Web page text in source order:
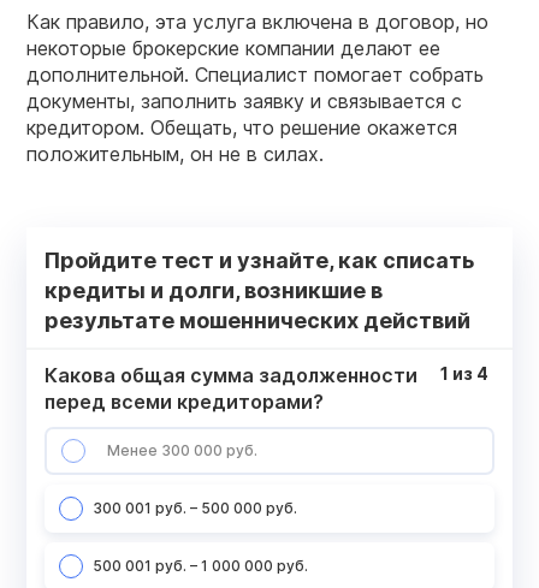
Как правило, эта услуга включена в договор, но
некоторые брокерские компании делают ее
дополнительной. Специалист помогает собрать
документы, заполнить заявку и связывается с
кредитором. Обещать, что решение окажется
положительным, он не в силах.
Пройдите тест и узнайте, как списать
кредиты и долги, возникшие в
результате мошеннических действий
Какова общая сумма задолженности
перед всеми кредиторами?
Менее 300 000 руб.
300 001 руб. – 500 000 руб.
500 001 руб. – 1 000 000 руб.
1 из 4